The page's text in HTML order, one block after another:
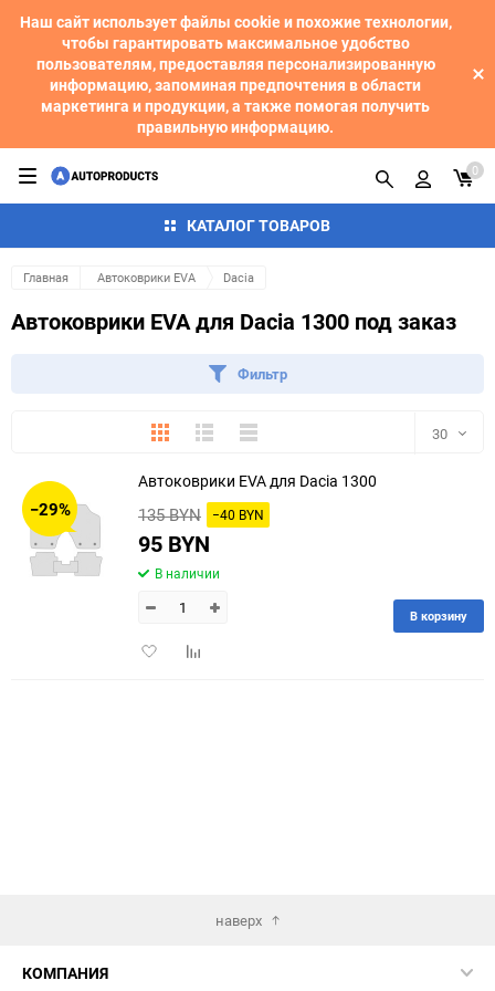
Наш сайт использует файлы cookie и похожие технологии,
чтобы гарантировать максимальное удобство
пользователям, предоставляя персонализированную
информацию, запоминая предпочтения в области
маркетинга и продукции, а также помогая получить
правильную информацию.
КАТАЛОГ ТОВАРОВ
0
Главная Автоковрики EVA Dacia
Автоковрики EVA для Dacia 1300 под заказ
Фильтр
ПлиткаПодробноКомпактно 30
150
−29%
Автоковрики EVA для Dacia 1300
135 BYN −40 BYN
95 BYN
В наличии
ДобавитьДобавить
В корзину
наверх
КОМПАНИЯ